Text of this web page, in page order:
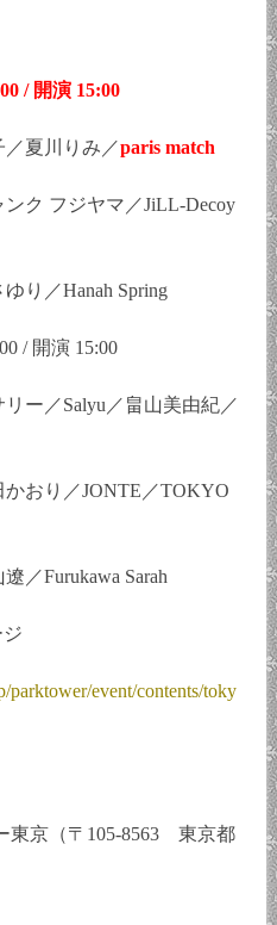
/ 開演 15:00
／夏川りみ／paris match
ンク フジヤマ／JiLL-Decoy
り／Hanah Spring
/ 開演 15:00
ー／Salyu／畠山美由紀／
かおり／JONTE／TOKYO
／Furukawa Sarah
parktower/event/contents/toky
東京（〒105-8563 東京都